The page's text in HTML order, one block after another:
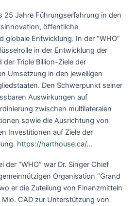
25 Jahre Führungserfahrung in den
öffentliche
globale Entwicklung. In der “WHO”
in der Entwicklung der
Triple Billion-Ziele der
Umsetzung in den jeweiligen
Den Schwerpunkt seiner
Auswirkungen auf
zwischen multilateralen
sowie die Ausrichtung von
Investitionen auf Ziele der
https://harthouse.ca/…
der “WHO” war Dr. Singer Chief
Organisation “Grand
er die Zuteilung von Finanzmitteln
CAD zur Unterstützung von